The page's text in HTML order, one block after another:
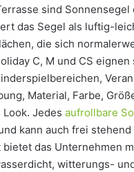
sind
das Segel als luftig-
die sich
C, M und CS
Material, Farbe,
Jedes aufrollbare
kann auch frei
das Unternehmen
witterungs-